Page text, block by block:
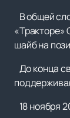
В общей
«Тракторе»
шайб на
До конца
18 ноября